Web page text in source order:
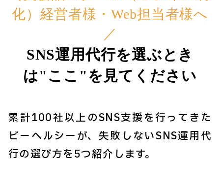
化）経営者様・Web担当者様へ
／
SNS運用代行を選ぶとき
は"ここ"を見てください
累計100社以上のSNS支援を行ってきた
ビーヘルシーが、失敗しないSNS運用代
行の選び方を5つ紹介します。